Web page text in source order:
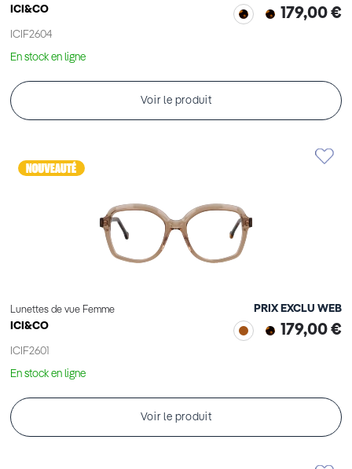
ICI&CO
ICIF2604
179,00 €
En stock en ligne
Voir le produit
Lunettes de vue Femme
ICI&CO
ICIF2601
PRIX EXCLU WEB
179,00 €
En stock en ligne
Voir le produit